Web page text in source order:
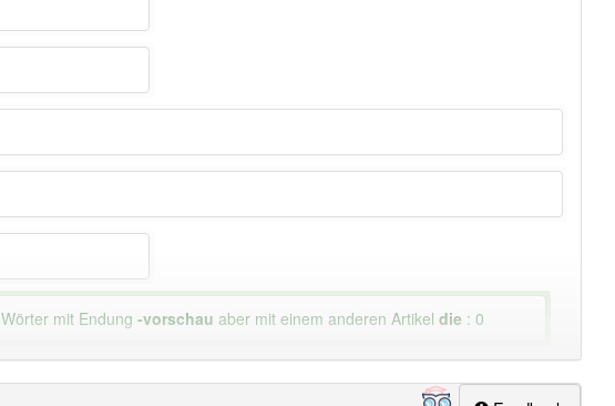
Wörter mit Endung-vorschau aber mit einem anderen Artikeldie : 0